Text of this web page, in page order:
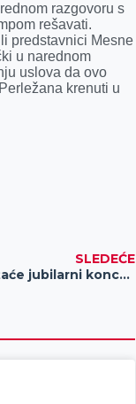
razgovoru s
rešavati.
predstavnici Mesne
u narednom
uslova da ovo
krenuti u
SLEDEĆE
Muzički centar „Bolero“ održaće jubilarni koncert pod nazivom „Muzika svih generacija“